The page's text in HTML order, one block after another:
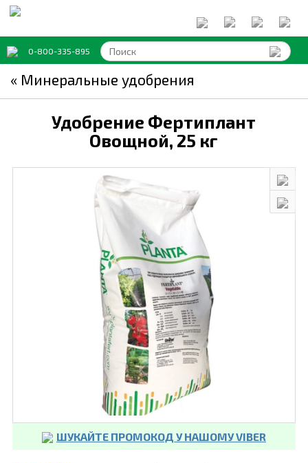
0-800-335-895
« Минеральные удобрения
Удобрение Фертиплант
Овощной, 25 кг
ШУКАЙТЕ ПРОМОКОД У НАШОМУ VIBER